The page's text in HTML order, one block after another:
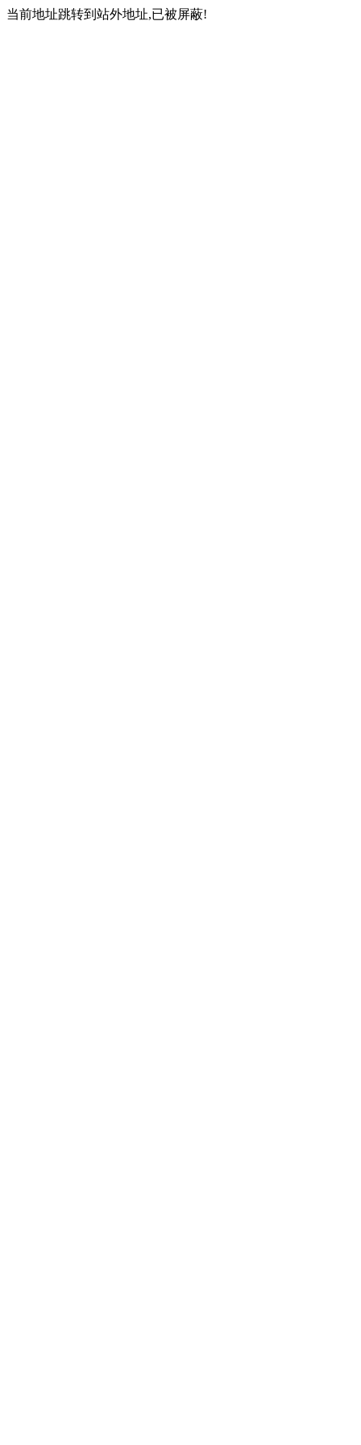
当前地址跳转到站外地址,已被屏蔽!